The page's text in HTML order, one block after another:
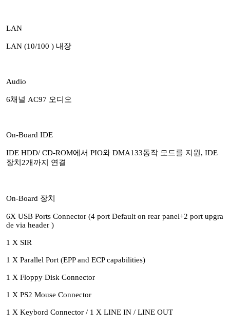
LAN
LAN (10/100 ) 내장
Audio
6채널 AC97 오디오
On-Board IDE
IDE HDD/ CD-ROM에서 PIO와 DMA133동작 모드를 지원, IDE
장치2개까지 연결
On-Board 장치
6X USB Ports Connector (4 port Default on rear panel+2 port upgra
de via header )
1 X SIR
1 X Parallel Port (EPP and ECP capabilities)
1 X Floppy Disk Connector
1 X PS2 Mouse Connector
1 X Keybord Connector / 1 X LINE IN / LINE OUT